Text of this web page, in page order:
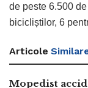
de peste 6.500
bicicliștilor, 6
Articole
Mopedist